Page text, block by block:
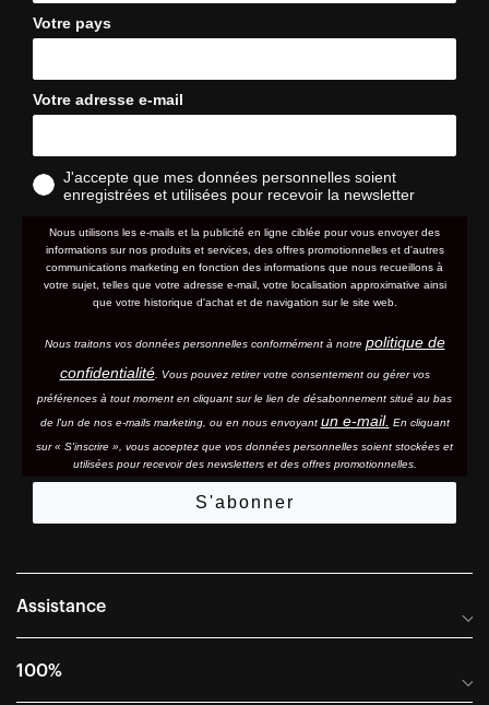
Votre pays
Votre adresse e-mail
J'accepte que mes données personnelles soient
enregistrées et utilisées pour recevoir la newsletter
Nous utilisons les e-mails et la publicité en ligne ciblée pour vous envoyer des
informations sur nos produits et services, des offres promotionnelles et d'autres
communications marketing en fonction des informations que nous recueillons à
votre sujet, telles que votre adresse e-mail, votre localisation approximative ainsi
que votre historique d'achat et de navigation sur le site web.
Nous traitons vos données personnelles conformément à notre politique de
confidentialité. Vous pouvez retirer votre consentement ou gérer vos
préférences à tout moment en cliquant sur le lien de désabonnement situé au bas
de l'un de nos e-mails marketing, ou en nous envoyant un e-mail. En cliquant
sur « S'inscrire », vous acceptez que vos données personnelles soient stockées et
utilisées pour recevoir des newsletters et des offres promotionnelles.
S'abonner
Assistance
Foire aux questions
100%